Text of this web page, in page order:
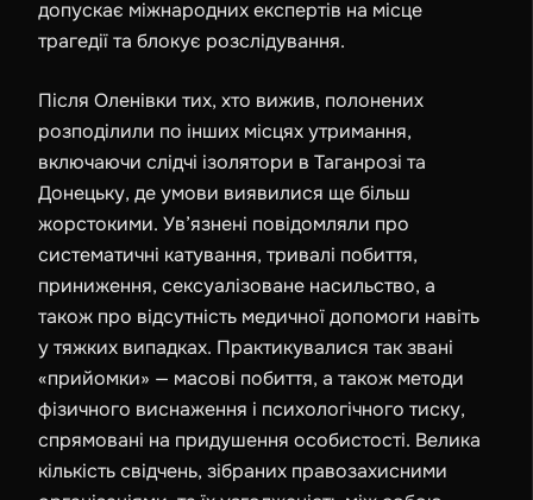
допускає міжнародних експертів на місце
трагедії та блокує розслідування.
Після Оленівки тих, хто вижив, полонених
розподілили по інших місцях утримання,
включаючи слідчі ізолятори в Таганрозі та
Донецьку, де умови виявилися ще більш
жорстокими. Ув’язнені повідомляли про
систематичні катування, тривалі побиття,
приниження, сексуалізоване насильство, а
також про відсутність медичної допомоги навіть
у тяжких випадках. Практикувалися так звані
«прийомки» — масові побиття, а також методи
фізичного виснаження і психологічного тиску,
спрямовані на придушення особистості. Велика
кількість свідчень, зібраних правозахисними